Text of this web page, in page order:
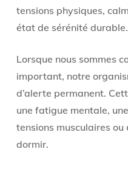
tensions physiques,
état de sérénité durable.
Lorsque nous sommes
important, notre
d’alerte permanent.
une fatigue mentale,
tensions musculaires
dormir.